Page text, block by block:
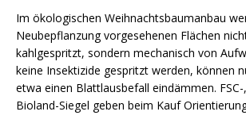
Im ökologischen Weihnachtsbaumanbau
Neubepflanzung vorgesehenen Flächen
kahlgespritzt, sondern mechanisch von
keine Insektizide gespritzt werden, können
etwa einen Blattlausbefall eindämmen.
Bioland-Siegel geben beim Kauf